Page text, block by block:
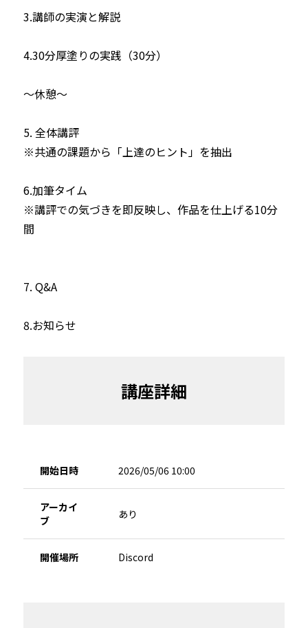
3.講師の実演と解説
4.30分厚塗りの実践（30分）
〜休憩〜
5. 全体講評
※共通の課題から「上達のヒント」を抽出
6.加筆タイム
※講評での気づきを即反映し、作品を仕上げる10分
間
7. Q&A
8.お知らせ
講座詳細
開始日時 2026/05/06 10:00
アーカイ
ブ
あり
開催場所 Discord